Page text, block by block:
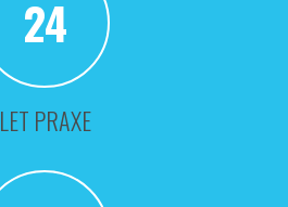
24
LET PRAXE